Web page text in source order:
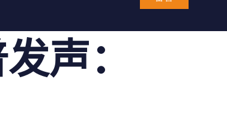
声：